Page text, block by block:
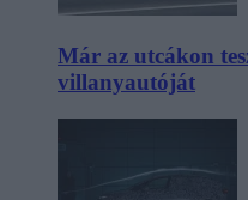
Már az utcákon
villanyautóját